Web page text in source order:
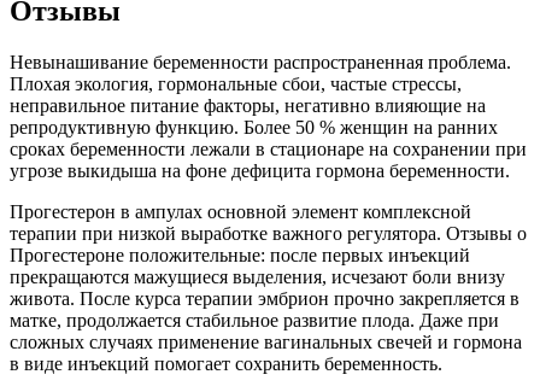
Отзывы
Невынашивание беременности распространенная проблема.
Плохая экология, гормональные сбои, частые стрессы,
неправильное питание факторы, негативно влияющие на
репродуктивную функцию. Более 50 % женщин на ранних
сроках беременности лежали в стационаре на сохранении при
угрозе выкидыша на фоне дефицита гормона беременности.
Прогестерон в ампулах основной элемент комплексной
терапии при низкой выработке важного регулятора. Отзывы о
Прогестероне положительные: после первых инъекций
прекращаются мажущиеся выделения, исчезают боли внизу
живота. После курса терапии эмбрион прочно закрепляется в
матке, продолжается стабильное развитие плода. Даже при
сложных случаях применение вагинальных свечей и гормона
в виде инъекций помогает сохранить беременность.